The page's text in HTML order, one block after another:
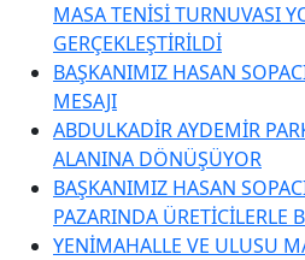
MASA TENİSİ TURNUVASI
GERÇEKLEŞTİRİLDİ
BAŞKANIMIZ HASAN
MESAJI
ABDULKADİR AYDEMİR
ALANINA DÖNÜŞÜYOR
BAŞKANIMIZ HASAN
PAZARINDA ÜRETİCİLERLE
YENİMAHALLE VE ULUSU